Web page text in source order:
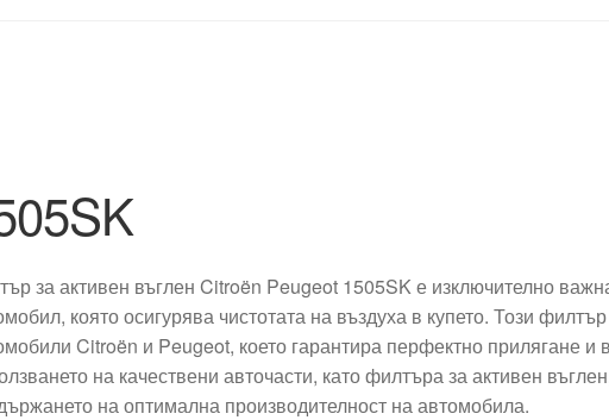
за активен въглен Citroën Peugeot 1505SK е изключително
която осигурява чистотата на въздуха в купето. Този
Citroën и Peugeot, което гарантира перфектно прилягане и
на качествени авточасти, като филтъра за активен
на оптимална производителност на автомобила.